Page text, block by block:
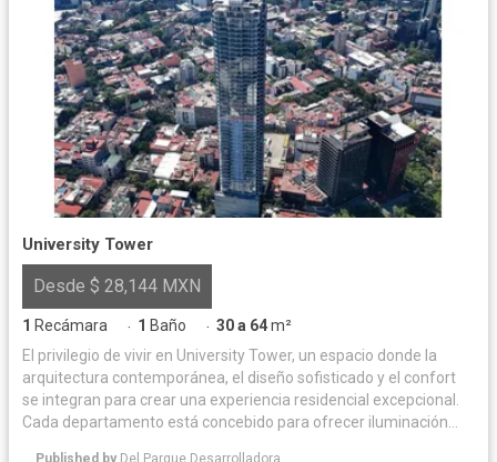
University Tower
Desde $ 28,144 MXN
1 Recámara · 1 Baño · 30 a 64m²
El privilegio de vivir en University Tower, un espacio donde la
arquitectura contemporánea, el diseño sofisticado y el confort
se integran para crear una experiencia residencial excepcional.
Cada departamento está concebido para ofrecer iluminación